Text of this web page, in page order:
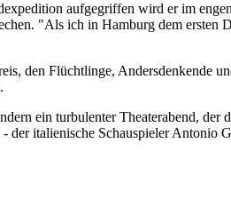
aufgegriffen wird er im
"Als ich in Hamburg dem ersten
den Flüchtlinge, Andersdenkende
ein turbulenter Theaterabend, der
der italienische Schauspieler Antonio